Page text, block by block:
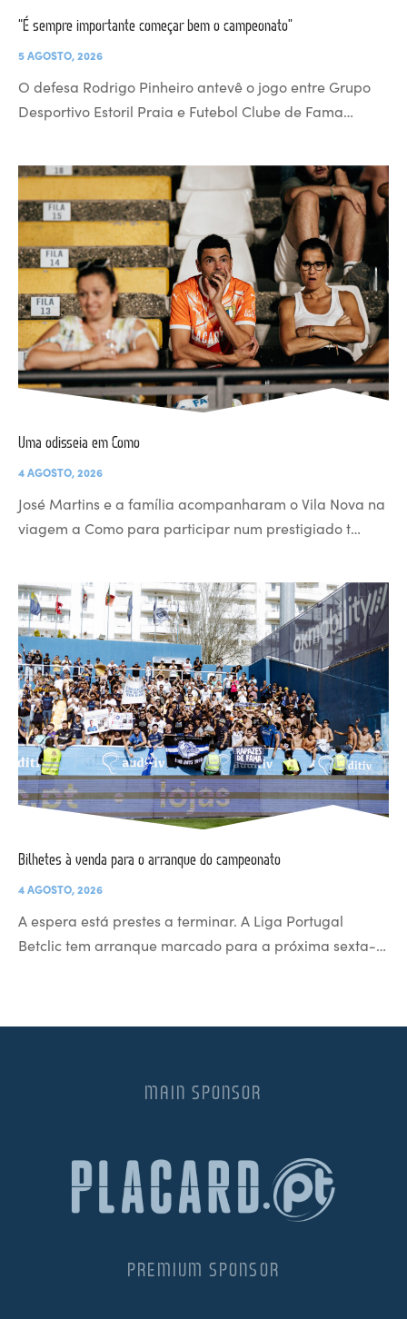
“É sempre importante começar bem o campeonato”
5 AGOSTO, 2026
O defesa Rodrigo Pinheiro antevê o jogo entre Grupo
Desportivo Estoril Praia e Futebol Clube de Fama…
Uma odisseia em Como
4 AGOSTO, 2026
José Martins e a família acompanharam o Vila Nova na
viagem a Como para participar num prestigiado t…
Bilhetes à venda para o arranque do campeonato
4 AGOSTO, 2026
A espera está prestes a terminar. A Liga Portugal
Betclic tem arranque marcado para a próxima sexta-…
MAIN SPONSOR
PREMIUM SPONSOR